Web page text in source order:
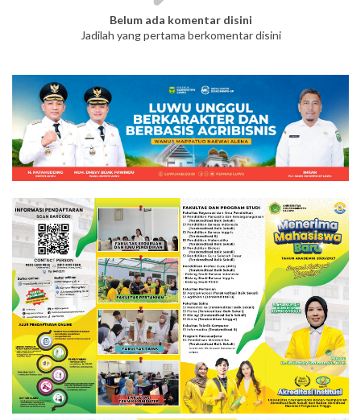
Belum ada komentar disini
Jadilah yang pertama berkomentar disini